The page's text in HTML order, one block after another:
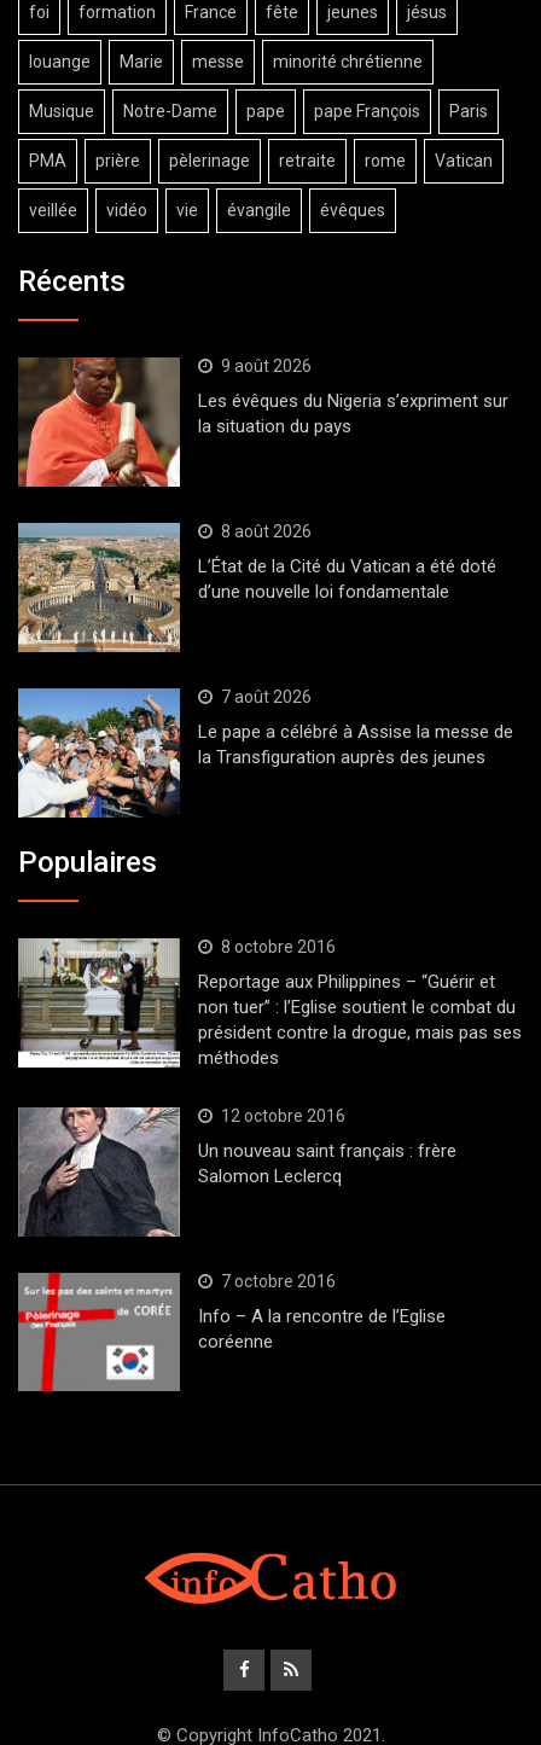
foi formation France fête jeunes jésus
louange Marie messe minorité chrétienne
Musique Notre-Dame pape pape François Paris
PMA prière pèlerinage retraite rome Vatican
veillée vidéo vie évangile évêques
Récents
9 août 2026
Les évêques du Nigeria s’expriment sur
la situation du pays
8 août 2026
L’État de la Cité du Vatican a été doté
d’une nouvelle loi fondamentale
7 août 2026
Le pape a célébré à Assise la messe de
la Transfiguration auprès des jeunes
Populaires
8 octobre 2016
Reportage aux Philippines – “Guérir et
non tuer” : l’Eglise soutient le combat du
président contre la drogue, mais pas ses
méthodes
12 octobre 2016
Un nouveau saint français : frère
Salomon Leclercq
7 octobre 2016
Info – A la rencontre de l’Eglise
coréenne
© Copyright InfoCatho 2021.